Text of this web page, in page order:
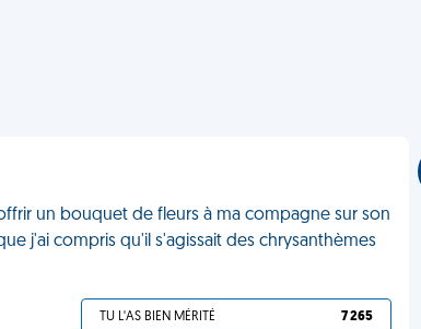
un bouquet de fleurs à ma compagne sur son
j'ai compris qu'il s'agissait des chrysanthèmes
TU L'AS BIEN MÉRITÉ 7 265